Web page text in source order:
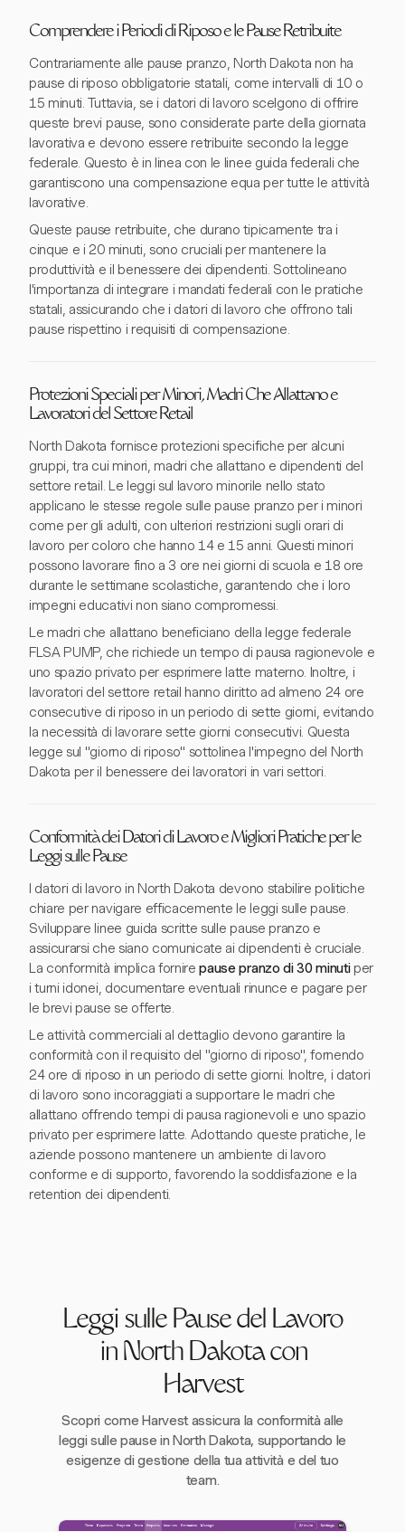
Comprendere i Periodi di Riposo e le Pause Retribuite
Contrariamente alle pause pranzo, North Dakota non ha
pause di riposo obbligatorie statali, come intervalli di 10 o
15 minuti. Tuttavia, se i datori di lavoro scelgono di offrire
queste brevi pause, sono considerate parte della giornata
lavorativa e devono essere retribuite secondo la legge
federale. Questo è in linea con le linee guida federali che
garantiscono una compensazione equa per tutte le attività
lavorative.
Queste pause retribuite, che durano tipicamente tra i
cinque e i 20 minuti, sono cruciali per mantenere la
produttività e il benessere dei dipendenti. Sottolineano
l'importanza di integrare i mandati federali con le pratiche
statali, assicurando che i datori di lavoro che offrono tali
pause rispettino i requisiti di compensazione.
Protezioni Speciali per Minori, Madri Che Allattano e
Lavoratori del Settore Retail
North Dakota fornisce protezioni specifiche per alcuni
gruppi, tra cui minori, madri che allattano e dipendenti del
settore retail. Le leggi sul lavoro minorile nello stato
applicano le stesse regole sulle pause pranzo per i minori
come per gli adulti, con ulteriori restrizioni sugli orari di
lavoro per coloro che hanno 14 e 15 anni. Questi minori
possono lavorare fino a 3 ore nei giorni di scuola e 18 ore
durante le settimane scolastiche, garantendo che i loro
impegni educativi non siano compromessi.
Le madri che allattano beneficiano della legge federale
FLSA PUMP, che richiede un tempo di pausa ragionevole e
uno spazio privato per esprimere latte materno. Inoltre, i
lavoratori del settore retail hanno diritto ad almeno 24 ore
consecutive di riposo in un periodo di sette giorni, evitando
la necessità di lavorare sette giorni consecutivi. Questa
legge sul "giorno di riposo" sottolinea l'impegno del North
Dakota per il benessere dei lavoratori in vari settori.
Conformità dei Datori di Lavoro e Migliori Pratiche per le
Leggi sulle Pause
I datori di lavoro in North Dakota devono stabilire politiche
chiare per navigare efficacemente le leggi sulle pause.
Sviluppare linee guida scritte sulle pause pranzo e
assicurarsi che siano comunicate ai dipendenti è cruciale.
La conformità implica fornirepause pranzo di 30 minutiper
i turni idonei, documentare eventuali rinunce e pagare per
le brevi pause se offerte.
Le attività commerciali al dettaglio devono garantire la
conformità con il requisito del "giorno di riposo", fornendo
24 ore di riposo in un periodo di sette giorni. Inoltre, i datori
di lavoro sono incoraggiati a supportare le madri che
allattano offrendo tempi di pausa ragionevoli e uno spazio
privato per esprimere latte. Adottando queste pratiche, le
aziende possono mantenere un ambiente di lavoro
conforme e di supporto, favorendo la soddisfazione e la
retention dei dipendenti.
Leggi sulle Pause del Lavoro
in North Dakota con
Harvest
Scopri come Harvest assicura la conformità alle
leggi sulle pause in North Dakota, supportando le
esigenze di gestione della tua attività e del tuo
team.